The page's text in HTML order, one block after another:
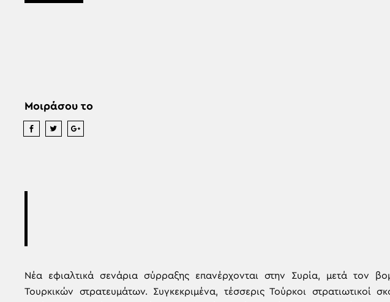
Μοιράσου το
Νέα εφιαλτικά σενάρια σύρραξης επανέρχονται στην Συρία, μετά τον
Τουρκικών στρατευμάτων. Συγκεκριμένα, τέσσερις Τούρκοι στρατιωτικοί